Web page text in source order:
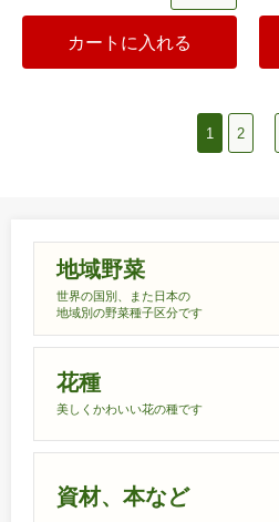
カートに入れる
1 2
地域野菜
世界の国別、また日本の
地域別の野菜種子区分です
花種
美しくかわいい花の種です
資材、本など